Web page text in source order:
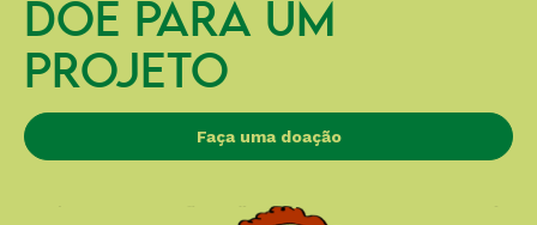
DOE PARA UM
PROJETO
Faça uma doação